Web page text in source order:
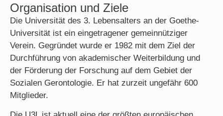
Organisation und Ziele
Die Universität des 3. Lebensalters an der Goethe-
Universität ist ein eingetragener gemeinnütziger
Verein. Gegründet wurde er 1982 mit dem Ziel der
Durchfüh­rung von akademischer Weiterbildung und
der Förderung der Forschung auf dem Gebiet der
Sozialen Gerontologie. Er hat zurzeit ungefähr 600
Mitglieder.